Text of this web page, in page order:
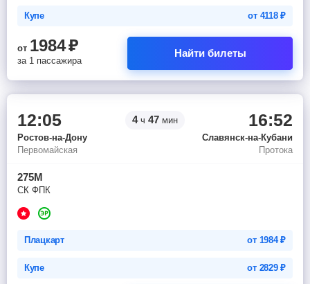
Купе от 4118₽
от 1984₽
за 1 пассажира
Найти билеты
12:05 4ч 47 мин 16:52
Ростов-на-Дону
Славянск-на-Кубани
Первомайская
Протока
275М
СК ФПК
Плацкарт от 1984₽
Купе от 2829₽